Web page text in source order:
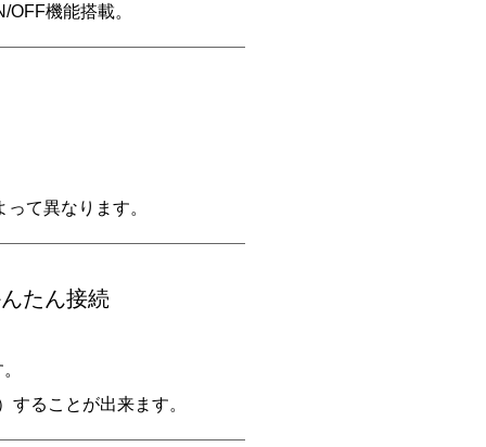
機能搭載。
て異なります。
たん接続
ることが出来ます。